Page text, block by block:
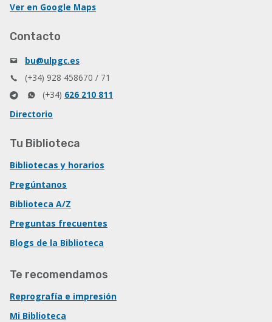
Ver en Google Maps
Contacto
bu@ulpgc.es
(+34) 928 458670 / 71
(+34) 626 210 811
Directorio
Tu Biblioteca
Bibliotecas y horarios
Pregúntanos
Biblioteca A/Z
Preguntas frecuentes
Blogs de la Biblioteca
Te recomendamos
Reprografía e impresión
Mi Biblioteca